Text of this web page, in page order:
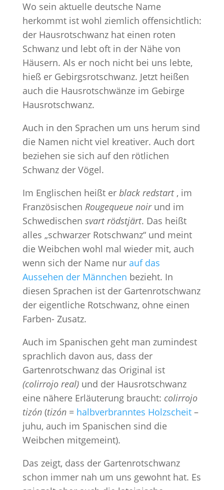
Wo sein aktuelle deutsche Name
herkommt ist wohl ziemlich offensichtlich:
der Hausrotschwanz hat einen roten
Schwanz und lebt oft in der Nähe von
Häusern. Als er noch nicht bei uns lebte,
hieß er Gebirgsrotschwanz. Jetzt heißen
auch die Hausrotschwänze im Gebirge
Hausrotschwanz.
Auch in den Sprachen um uns herum sind
die Namen nicht viel kreativer. Auch dort
beziehen sie sich auf den rötlichen
Schwanz der Vögel.
Im Englischen heißt er black redstart , im
Französischen Rougequeue noirund im
Schwedischen svart rödstjärt. Das heißt
alles „schwarzer Rotschwanz“ und meint
die Weibchen wohl mal wieder mit, auch
wenn sich der Name nur auf das
Aussehen der Männchen bezieht. In
diesen Sprachen ist der Gartenrotschwanz
der eigentliche Rotschwanz, ohne einen
Farben- Zusatz.
Auch im Spanischen geht man zumindest
sprachlich davon aus, dass der
Gartenrotschwanz das Original ist
(colirrojo real) und der Hausrotschwanz
eine nähere Erläuterung braucht: colirrojo
tizón(tizón = halbverbranntes Holzscheit–
juhu, auch im Spanischen sind die
Weibchen mitgemeint).
Das zeigt, dass der Gartenrotschwanz
schon immer nah um uns gewohnt hat. Es